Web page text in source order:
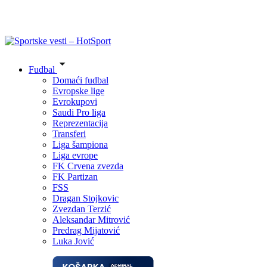
Fudbal
Domaći fudbal
Evropske lige
Evrokupovi
Saudi Pro liga
Reprezentacija
Transferi
Liga šampiona
Liga evrope
FK Crvena zvezda
FK Partizan
FSS
Dragan Stojkovic
Zvezdan Terzić
Aleksandar Mitrović
Predrag Mijatović
Luka Jović